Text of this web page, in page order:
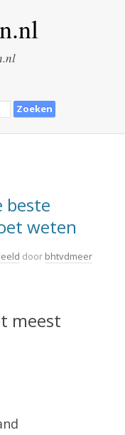
beste
weten
door bhtvdmeer
meest